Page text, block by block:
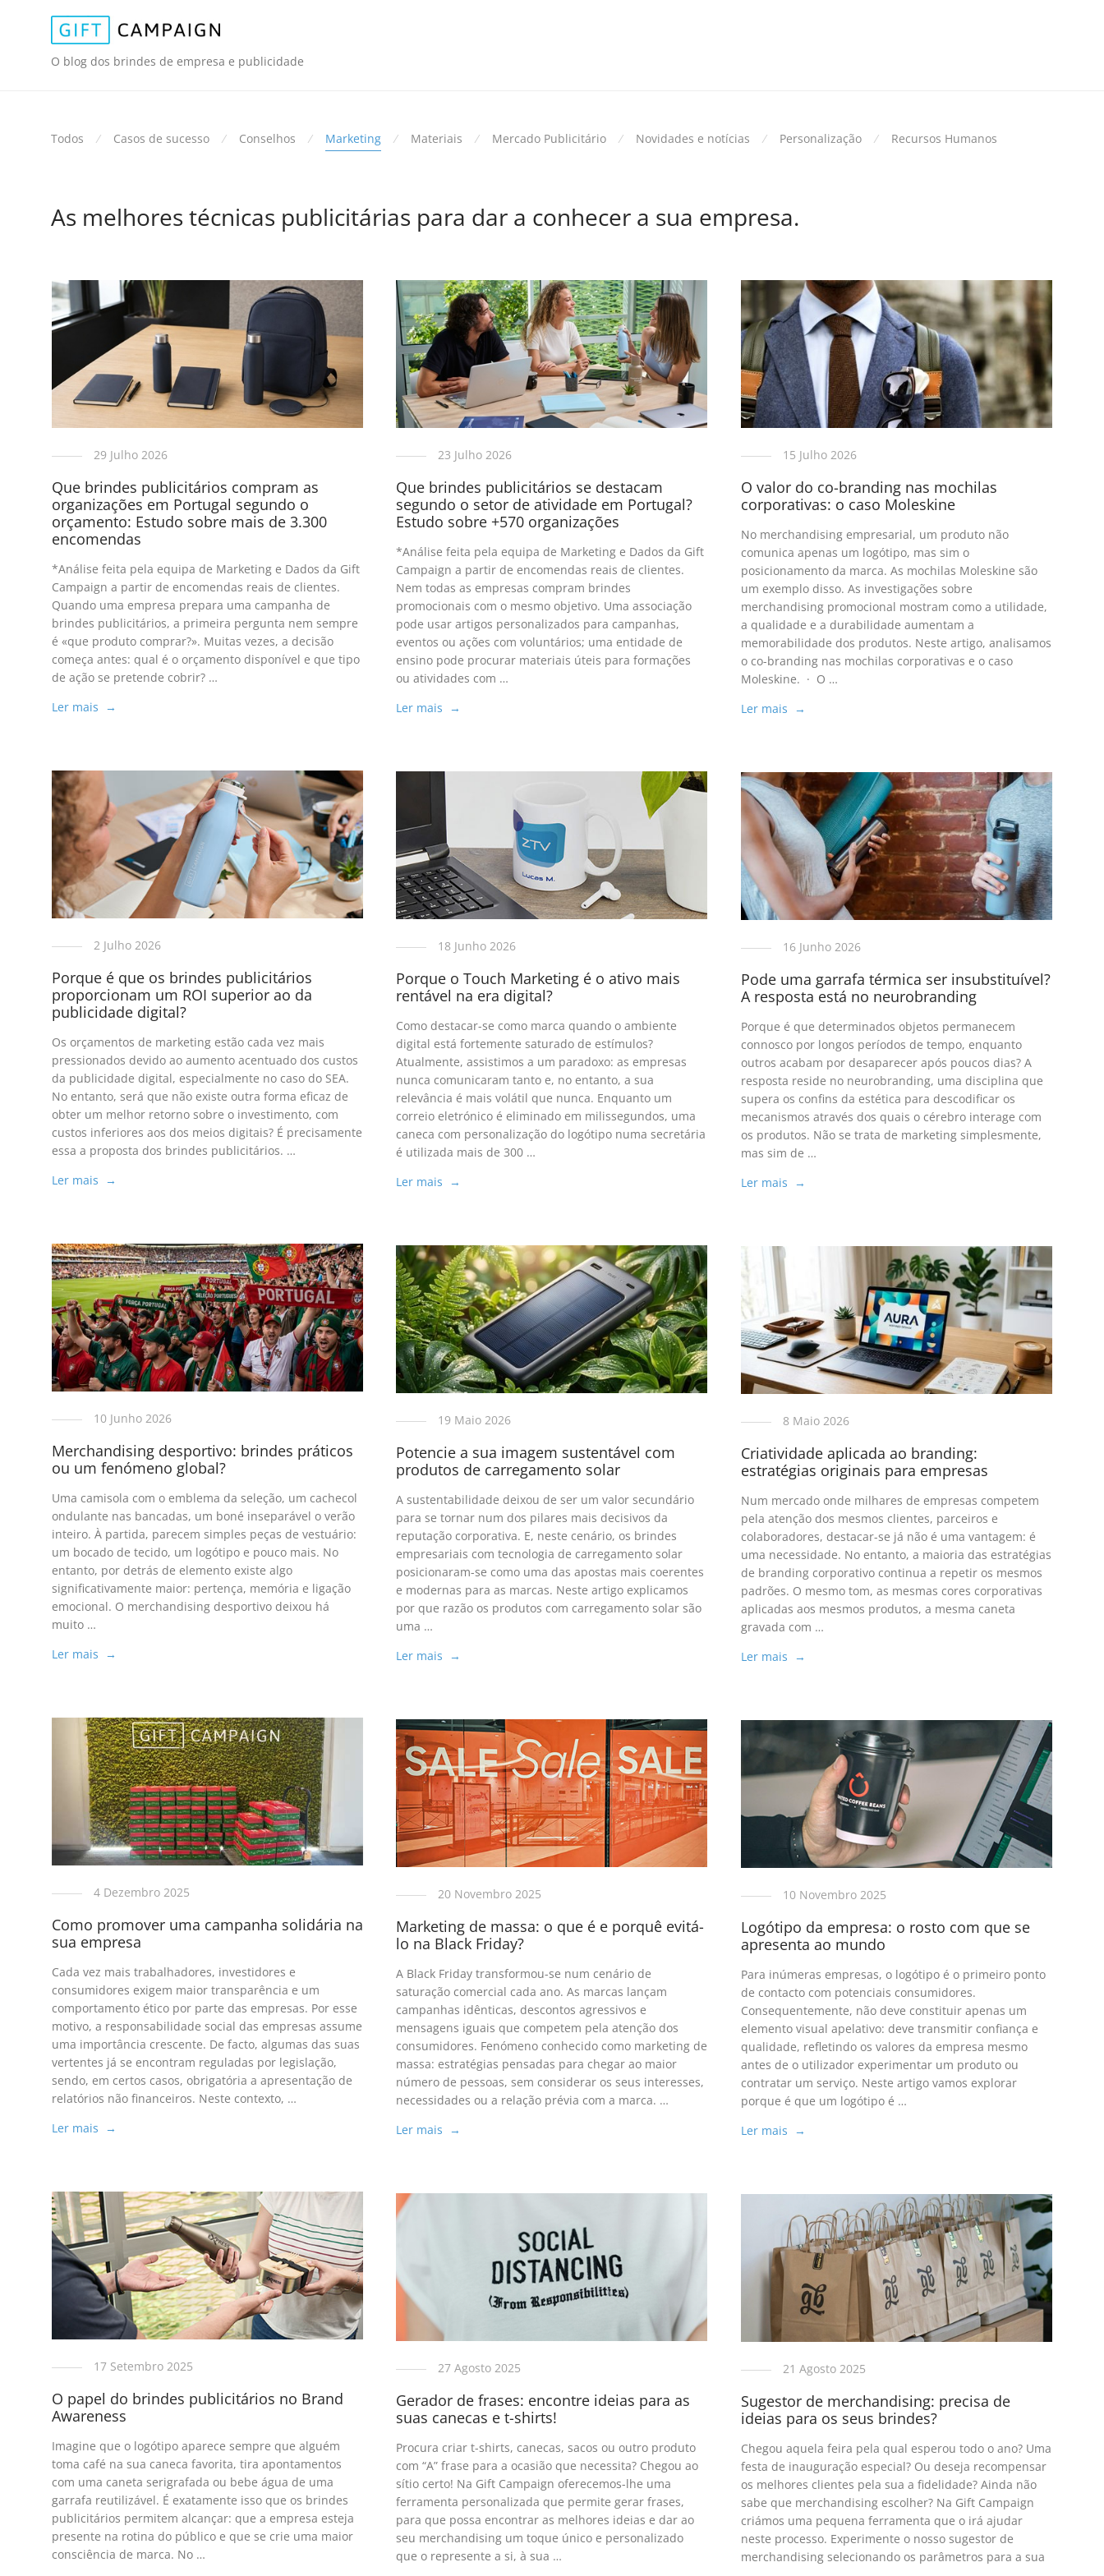
O blog dos brindes de empresa e publicidade
Todos ⁄ Casos de sucesso ⁄ Conselhos ⁄ Marketing ⁄ Materiais ⁄ Mercado Publicitário ⁄ Novidades e notícias ⁄ Personalização ⁄ Recursos Humanos
As melhores técnicas publicitárias para dar a conhecer a sua empresa.
29 Julho 2026
Que brindes publicitários compram as
organizações em Portugal segundo o
orçamento: Estudo sobre mais de 3.300
encomendas
*Análise feita pela equipa de Marketing e Dados da Gift
Campaign a partir de encomendas reais de clientes.
Quando uma empresa prepara uma campanha de
brindes publicitários, a primeira pergunta nem sempre
é «que produto comprar?». Muitas vezes, a decisão
começa antes: qual é o orçamento disponível e que tipo
de ação se pretende cobrir? …
Ler mais →
23 Julho 2026
Que brindes publicitários se destacam
segundo o setor de atividade em Portugal?
Estudo sobre +570 organizações
*Análise feita pela equipa de Marketing e Dados da Gift
Campaign a partir de encomendas reais de clientes.
Nem todas as empresas compram brindes
promocionais com o mesmo objetivo. Uma associação
pode usar artigos personalizados para campanhas,
eventos ou ações com voluntários; uma entidade de
ensino pode procurar materiais úteis para formações
ou atividades com …
Ler mais →
15 Julho 2026
O valor do co-branding nas mochilas
corporativas: o caso Moleskine
No merchandising empresarial, um produto não
comunica apenas um logótipo, mas sim o
posicionamento da marca. As mochilas Moleskine são
um exemplo disso. As investigações sobre
merchandising promocional mostram como a utilidade,
a qualidade e a durabilidade aumentam a
memorabilidade dos produtos. Neste artigo, analisamos
o co-branding nas mochilas corporativas e o caso
Moleskine. · O …
Ler mais →
2 Julho 2026
Porque é que os brindes publicitários
proporcionam um ROI superior ao da
publicidade digital?
Os orçamentos de marketing estão cada vez mais
pressionados devido ao aumento acentuado dos custos
da publicidade digital, especialmente no caso do SEA.
No entanto, será que não existe outra forma eficaz de
obter um melhor retorno sobre o investimento, com
custos inferiores aos dos meios digitais? É precisamente
essa a proposta dos brindes publicitários. …
Ler mais →
18 Junho 2026
Porque o Touch Marketing é o ativo mais
rentável na era digital?
Como destacar-se como marca quando o ambiente
digital está fortemente saturado de estímulos?
Atualmente, assistimos a um paradoxo: as empresas
nunca comunicaram tanto e, no entanto, a sua
relevância é mais volátil que nunca. Enquanto um
correio eletrónico é eliminado em milissegundos, uma
caneca com personalização do logótipo numa secretária
é utilizada mais de 300 …
Ler mais →
16 Junho 2026
Pode uma garrafa térmica ser insubstituível?
A resposta está no neurobranding
Porque é que determinados objetos permanecem
connosco por longos períodos de tempo, enquanto
outros acabam por desaparecer após poucos dias? A
resposta reside no neurobranding, uma disciplina que
supera os confins da estética para descodificar os
mecanismos através dos quais o cérebro interage com
os produtos. Não se trata de marketing simplesmente,
mas sim de …
Ler mais →
10 Junho 2026
Merchandising desportivo: brindes práticos
ou um fenómeno global?
Uma camisola com o emblema da seleção, um cachecol
ondulante nas bancadas, um boné inseparável o verão
inteiro. À partida, parecem simples peças de vestuário:
um bocado de tecido, um logótipo e pouco mais. No
entanto, por detrás de elemento existe algo
significativamente maior: pertença, memória e ligação
emocional. O merchandising desportivo deixou há
muito …
Ler mais →
19 Maio 2026
Potencie a sua imagem sustentável com
produtos de carregamento solar
A sustentabilidade deixou de ser um valor secundário
para se tornar num dos pilares mais decisivos da
reputação corporativa. E, neste cenário, os brindes
empresariais com tecnologia de carregamento solar
posicionaram-se como uma das apostas mais coerentes
e modernas para as marcas. Neste artigo explicamos
por que razão os produtos com carregamento solar são
uma …
Ler mais →
8 Maio 2026
Criatividade aplicada ao branding:
estratégias originais para empresas
Num mercado onde milhares de empresas competem
pela atenção dos mesmos clientes, parceiros e
colaboradores, destacar-se já não é uma vantagem: é
uma necessidade. No entanto, a maioria das estratégias
de branding corporativo continua a repetir os mesmos
padrões. O mesmo tom, as mesmas cores corporativas
aplicadas aos mesmos produtos, a mesma caneta
gravada com …
Ler mais →
4 Dezembro 2025
Como promover uma campanha solidária na
sua empresa
Cada vez mais trabalhadores, investidores e
consumidores exigem maior transparência e um
comportamento ético por parte das empresas. Por esse
motivo, a responsabilidade social das empresas assume
uma importância crescente. De facto, algumas das suas
vertentes já se encontram reguladas por legislação,
sendo, em certos casos, obrigatória a apresentação de
relatórios não financeiros. Neste contexto, …
Ler mais →
20 Novembro 2025
Marketing de massa: o que é e porquê evitá-
lo na Black Friday?
A Black Friday transformou-se num cenário de
saturação comercial cada ano. As marcas lançam
campanhas idênticas, descontos agressivos e
mensagens iguais que competem pela atenção dos
consumidores. Fenómeno conhecido como marketing de
massa: estratégias pensadas para chegar ao maior
número de pessoas, sem considerar os seus interesses,
necessidades ou a relação prévia com a marca. …
Ler mais →
10 Novembro 2025
Logótipo da empresa: o rosto com que se
apresenta ao mundo
Para inúmeras empresas, o logótipo é o primeiro ponto
de contacto com potenciais consumidores.
Consequentemente, não deve constituir apenas um
elemento visual apelativo: deve transmitir confiança e
qualidade, refletindo os valores da empresa mesmo
antes de o utilizador experimentar um produto ou
contratar um serviço. Neste artigo vamos explorar
porque é que um logótipo é …
Ler mais →
17 Setembro 2025
O papel do brindes publicitários no Brand
Awareness
Imagine que o logótipo aparece sempre que alguém
toma café na sua caneca favorita, tira apontamentos
com uma caneta serigrafada ou bebe água de uma
garrafa reutilizável. É exatamente isso que os brindes
publicitários permitem alcançar: que a empresa esteja
presente na rotina do público e que se crie uma maior
consciência de marca. No …
27 Agosto 2025
Gerador de frases: encontre ideias para as
suas canecas e t-shirts!
Procura criar t-shirts, canecas, sacos ou outro produto
com “A” frase para a ocasião que necessita? Chegou ao
sítio certo! Na Gift Campaign oferecemos-lhe uma
ferramenta personalizada que permite gerar frases,
para que possa encontrar as melhores ideias e dar ao
seu merchandising um toque único e personalizado
que o represente a si, à sua …
21 Agosto 2025
Sugestor de merchandising: precisa de
ideias para os seus brindes?
Chegou aquela feira pela qual esperou todo o ano? Uma
festa de inauguração especial? Ou deseja recompensar
os melhores clientes pela sua a fidelidade? Ainda não
sabe que merchandising escolher? Na Gift Campaign
criámos uma pequena ferramenta que o irá ajudar
neste processo. Experimente o nosso sugestor de
merchandising selecionando os parâmetros para a sua